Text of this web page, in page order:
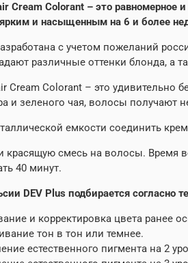
Cream Colorant – это равномерное
и насыщенным на 6 и более
с учетом пожеланий
различные оттенки блонда, а
Cream Colorant – это удивительно
и зеленого чая, волосы
емкости соединить
красящую смесь на волосы. Время
40 минут.
DEV Plus подбирается согласно
и корректировка цвета ранее
тон в тон или темнее.
естественного пигмента на 2